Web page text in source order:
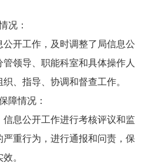
况：
开工作，及时调整了局信息公
领导、职能科室和具体操作人
、指导、协调和督查工作。
障情况：
息公开工作进行考核评议和监
重行为，进行通报和问责，保
。